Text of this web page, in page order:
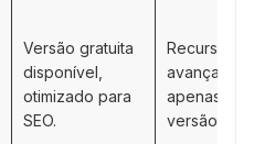
Versão gratuita
disponível,
otimizado para
SEO.
Recursos
avançados
apenas na
versão Pro